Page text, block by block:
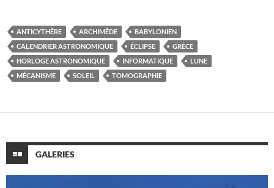
ANTICYTHÈRE ARCHIMÈDE
BABYLONIEN
CALENDRIER ASTRONOMIQUE
ÉCLIPSE
GRÈCE
HORLOGE ASTRONOMIQUE
INFORMATIQUE
LUNE
MÉCANISME
SOLEIL TOMOGRAPHIE
GALERIES